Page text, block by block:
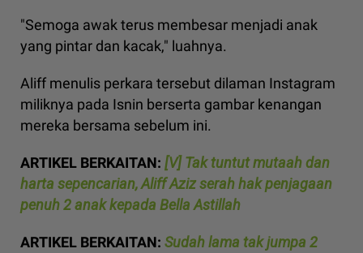
"Semoga awak terus membesar menjadi anak
yang pintar dan kacak," luahnya.
Aliff menulis perkara tersebut dilaman Instagram
miliknya pada Isnin berserta gambar kenangan
mereka bersama sebelum ini.
ARTIKEL BERKAITAN: [V] Tak tuntut mutaah dan
harta sepencarian, Aliff Aziz serah hak penjagaan
penuh 2 anak kepada Bella Astillah
ARTIKEL BERKAITAN: Sudah lama tak jumpa 2